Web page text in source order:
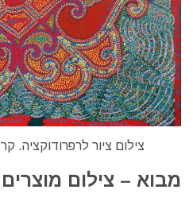
צילום ציור לרפרודוקציה.
מבוא – צילום מוצרים